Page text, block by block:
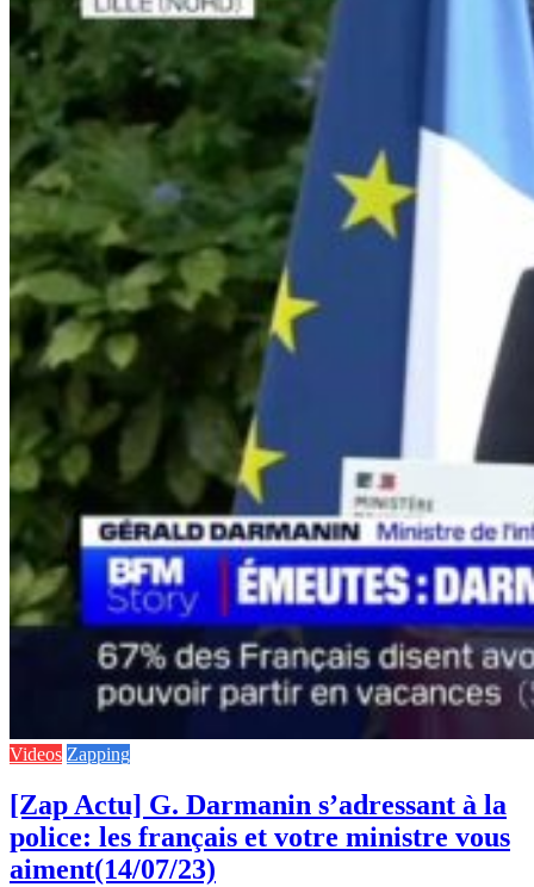
Videos Zapping
[Zap Actu] G. Darmanin s’adressant à la
police: les français et votre ministre vous
aiment(14/07/23)